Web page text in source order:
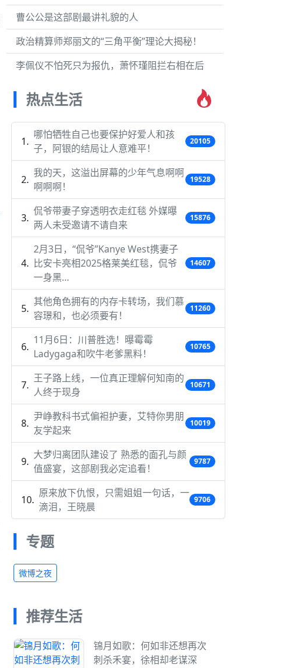
曹公公是这部剧最讲礼貌的人
政治精算师郑丽文的“三角平衡”理论大揭秘！
李佩仪不怕死只为报仇，萧怀瑾阻拦右相在后
热点生活
哪怕牺牲自己也要保护好爱人和孩
子，阿银的结局让人意难平！
20105
我的天，这溢出屏幕的少年气息啊啊
啊啊啊！
19528
侃爷带妻子穿透明衣走红毯 外媒曝
两人未受邀请不请自来
15876
2月3日，“侃爷”Kanye West携妻子
比安卡亮相2025格莱美红毯，侃爷
一身黑…
14607
其他角色拥有的内存卡转场，我们慕
容璟和，也必须要有！
11260
11月6日：川普胜选！曝霉霉
Ladygaga和吹牛老爹黑料！
10765
王子路上线，一位真正理解何知南的
人终于现身
10671
尹峥教科书式偏袒护妻，艾特你男朋
友学起来
10019
大梦归离团队建设了 熟悉的面孔与颜
值盛宴，这部剧我必定追看！
9787
原来放下仇恨，只需姐姐一句话，一
滴泪，王晓晨
9706
专题
微博之夜
推荐生活
锦月如歌：何如非还想再次
刺杀禾宴，徐相却老谋深